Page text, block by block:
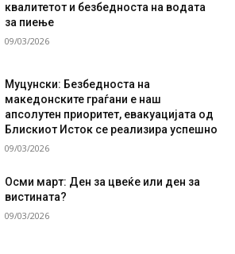
квалитетот и безбедноста на водата
за пиење
09/03/2026
Муцунски: Безбедноста на
македонските граѓани е наш
апсолутен приоритет, евакуацијата од
Блискиот Исток се реализира успешно
09/03/2026
Осми март: Ден за цвеќе или ден за
вистината?
09/03/2026